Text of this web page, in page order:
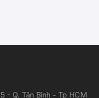
- Q. Tân Bình - Tp HCM